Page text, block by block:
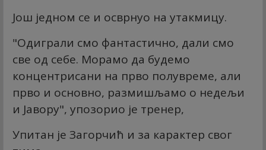
Још једном се и осврнуо на утакмицу.
"Одиграли смо фантастично, дали смо
све од себе. Морамо да будемо
концентрисани на прво полувреме, али
прво и основно, размишљамо о недељи
и Јавору", упозорио је тренер,
Упитан је Загорчић и за карактер свог